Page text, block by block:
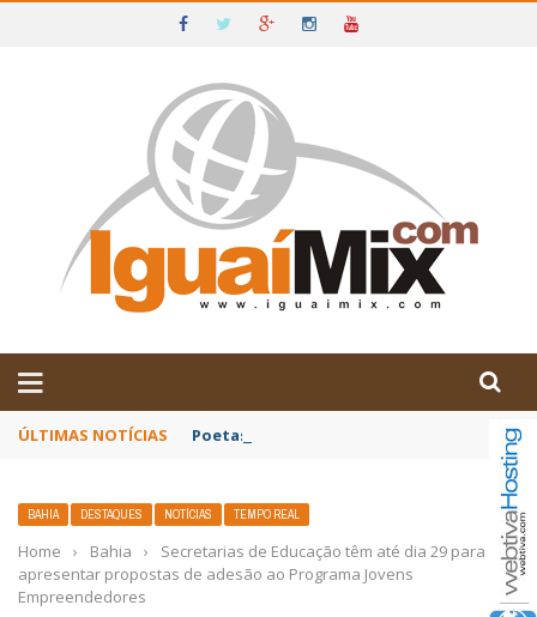
IGUAÍ E SUDOESTE DA BAHIA
ÚLTIMAS NOTÍCIAS Poetas baianos representam o Brasil no
BAHIA DESTAQUES NOTÍCIAS TEMPO REAL
Home › Bahia ›
Secretarias de Educação têm até dia 29 para
apresentar propostas de adesão ao Programa Jovens
Empreendedores